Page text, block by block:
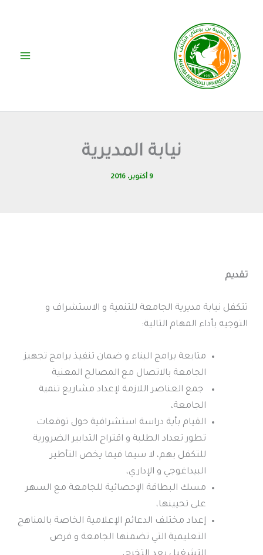
المحتوى
نيابة المديرية
9 أكتوبر، 2016
تقديم
تتكفل نيابة مديرية الجامعة للتنمية و الاستشراف و
التوجيه بأداء المهام التالية:
متابعة برامج البناء و ضمان تنفيذ برامج تجهيز
الجامعة بالاتصال مع المصالح المعنية
جمع العناصر اللازمة لإعداد مشاريع تنمية
الجامعة،
القيام بأية دراسة استشرافية حول توقعات
تطور تعداد الطلبة و اقتراح التدابير الضرورية
للتكفل بهم، لا سيما فيما يخص التأطير
البيداغوجي و الإداري،
مسك البطاقة الإحصائية للجامعة مع السهر
على تحيينها،
إعداد مختلف الدعائم الإعلامية الخاصة بالمناهج
التعليمية التي تضمنها الجامعة و فرص